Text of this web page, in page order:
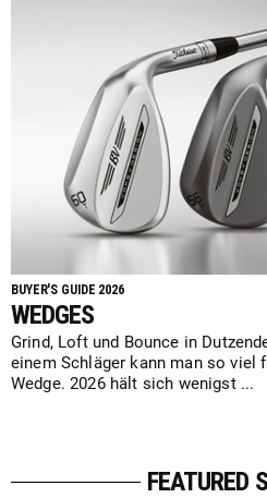
BUYER'S GUIDE 2026
WEDGES
Grind, Loft und Bounce in
einem Schläger kann man so viel
Wedge. 2026 hält sich wenigst ...
FEATURED